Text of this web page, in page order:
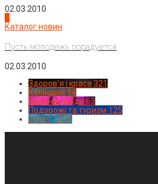
02.03.2010
Каталог новин
Пусть молодежь порадуется
02.03.2010
Здоров'я і краса321
Кулінарія 94
Новинки моди 63
Подорожі та туризм 125
Спорт1224